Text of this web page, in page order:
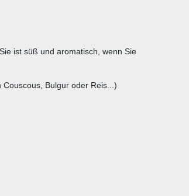
ist süß und aromatisch, wenn Sie
Bulgur oder Reis...)